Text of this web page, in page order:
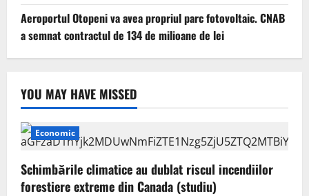
Aeroportul Otopeni va avea propriul parc fotovoltaic. CNAB
a semnat contractul de 134 de milioane de lei
YOU MAY HAVE MISSED
Economic
Schimbările climatice au dublat riscul incendiilor
forestiere extreme din Canada (studiu)